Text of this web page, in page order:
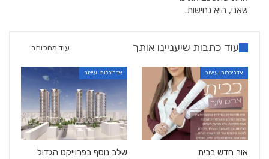
שאני, היא נחישות.
עוד כתבות שיעניינו אותך עוד מהכותב
אדריכלות ועיצוב
אור חדש בבית
אדריכלות ועיצוב
שלב נוסף בפרוייקט הגדול